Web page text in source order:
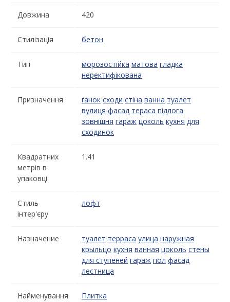
Довжина 420
Стилізація бетон
Тип морозостійка матова гладка
неректифікована
Призначення ґанок сходи стіна ванна туалет
вулиця фасад тераса підлога
зовнішня гараж цоколь кухня для
сходинок
Квадратних
метрів в
упаковці
1.41
Стиль
інтер'єру
лофт
Назначение туалет терраса улица наружная
крыльцо кухня ванная цоколь стены
для ступеней гараж пол фасад
лестница
Найменування Плитка